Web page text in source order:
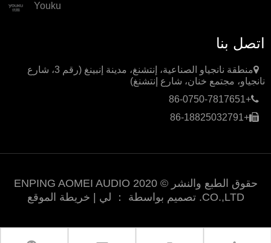
Youku
اتصل بنا
منطقة نانجياو الصناعية، إنتشنغ، مدينة إنبينغ (رقم 3، شارع
نانجياو، مجتمع خنان، شارع إنتشنغ)
+86-0750-7817651
+86-18825032791
حقوق الطبع والنشر © 2020 ENPING AOMEI AUDIO
CO.,LTD. تصميم بواسطة ：
لي خريطة الموقع